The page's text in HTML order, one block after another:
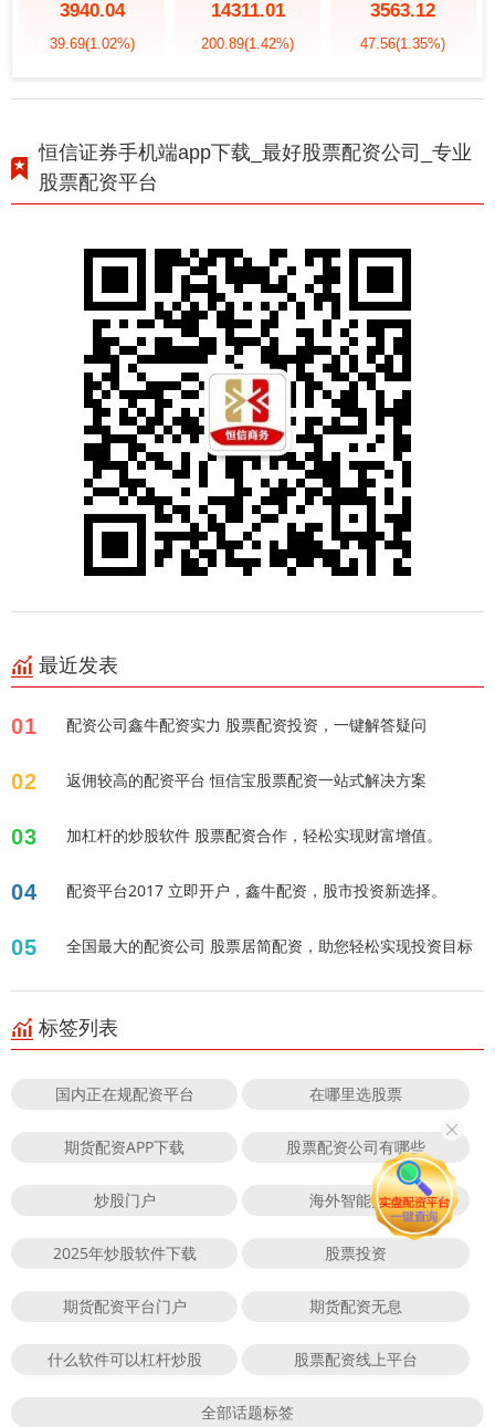
3940.04
39.69(1.02%)
14311.01
200.89(1.42%)
3563.12
47.56(1.35%)
恒信证券手机端app下载_最好股票配资公司_专业
股票配资平台
最近发表
01 配资公司鑫牛配资实力 股票配资投资，一键解答疑问
02 返佣较高的配资平台 恒信宝股票配资一站式解决方案
03 加杠杆的炒股软件 股票配资合作，轻松实现财富增值。
04 配资平台2017 立即开户，鑫牛配资，股市投资新选择。
05 全国最大的配资公司 股票居简配资，助您轻松实现投资目标
标签列表
国内正在规配资平台 在哪里选股票
期货配资APP下载 股票配资公司有哪些
炒股门户 海外智能投顾
2025年炒股软件下载 股票投资
期货配资平台门户 期货配资无息
什么软件可以杠杆炒股 股票配资线上平台
全部话题标签